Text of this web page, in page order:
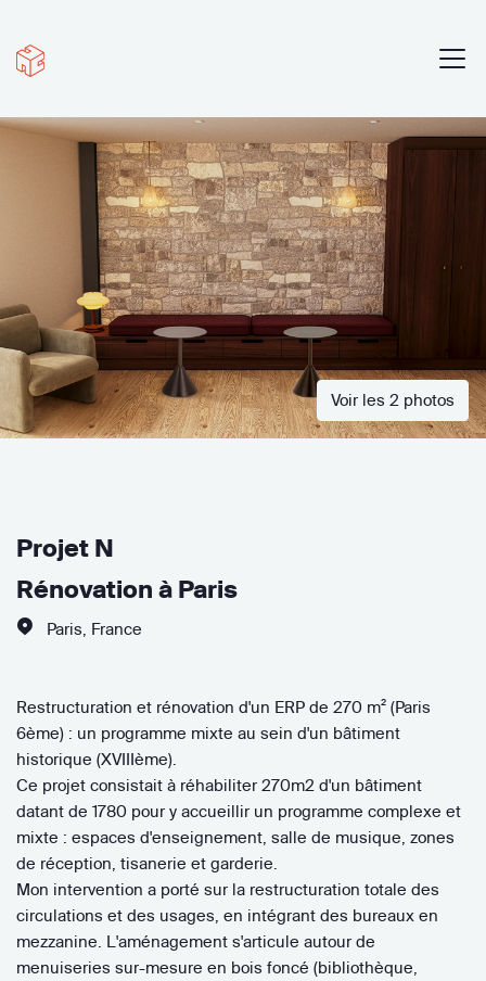
Voir les 2 photos
Projet N
Rénovation à Paris
Paris France
Restructuration et rénovation d'un ERP de 270 m² (Paris
6ème) : un programme mixte au sein d'un bâtiment
historique (XVIIIème).
Ce projet consistait à réhabiliter 270m2 d'un bâtiment
datant de 1780 pour y accueillir un programme complexe et
mixte : espaces d'enseignement, salle de musique, zones
de réception, tisanerie et garderie.
Mon intervention a porté sur la restructuration totale des
circulations et des usages, en intégrant des bureaux en
mezzanine. L'aménagement s'articule autour de
menuiseries sur-mesure en bois foncé (bibliothèque,